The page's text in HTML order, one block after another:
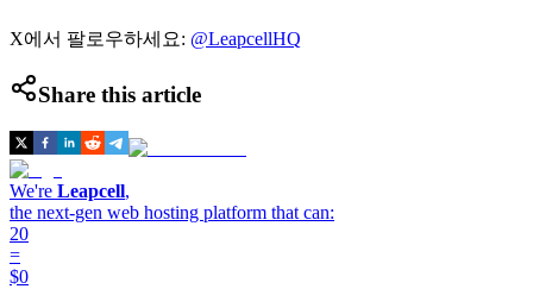
X에서 팔로우하세요: @LeapcellHQ
Share this article
We're Leapcell,
the next-gen web hosting platform that can:
20
=
$0